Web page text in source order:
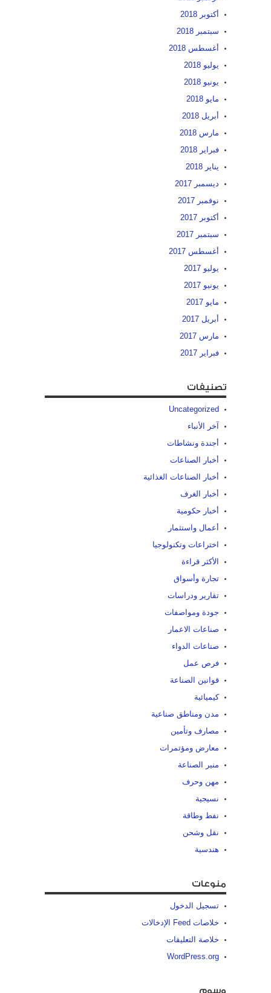
أكتوبر 2018
سبتمبر 2018
أغسطس 2018
يوليو 2018
يونيو 2018
مايو 2018
أبريل 2018
مارس 2018
فبراير 2018
يناير 2018
ديسمبر 2017
نوفمبر 2017
أكتوبر 2017
سبتمبر 2017
أغسطس 2017
يوليو 2017
يونيو 2017
مايو 2017
أبريل 2017
مارس 2017
فبراير 2017
تصنيفات
Uncategorized
آخر الأنباء
أجندة ونشاطات
أخبار الصناعات
أخبار الصناعات الغذائية
أخبار الغرف
أخبار حكومية
أعمال واستثمار
اختراعات وتكنولوجيا
الأكثر قراءة
تجارة وأسواق
تقارير ودراسات
جودة ومواصفات
صناعات الاعمار
صناعات الدواء
فرص عمل
قوانين الصناعة
كيميائية
مدن ومناطق صناعية
مصارف وتأمين
معارض ومؤتمرات
منبر الصناعة
مهن وحرف
نسيجية
نفط وطاقة
نقل وشحن
هندسية
منوعات
تسجيل الدخول
خلاصات Feed الإدخالات
خلاصة التعليقات
WordPress.org
وسوم